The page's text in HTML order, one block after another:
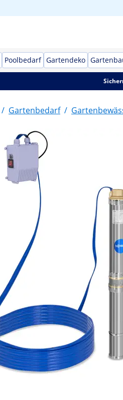
Poolbedarf Gartendeko
/ Gartenbedarf /